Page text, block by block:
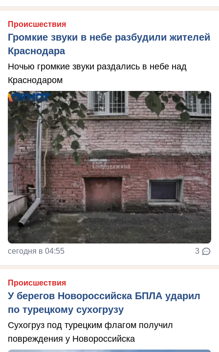
Происшествия
Громкие звуки в небе разбудили жителей
Краснодара
Ночью громкие звуки раздались в небе над
Краснодаром
сегодня в 04:55 3
Происшествия
У берегов Новороссийска БПЛА ударил
по турецкому сухогрузу
Сухогруз под турецким флагом получил
повреждения у Новороссийска